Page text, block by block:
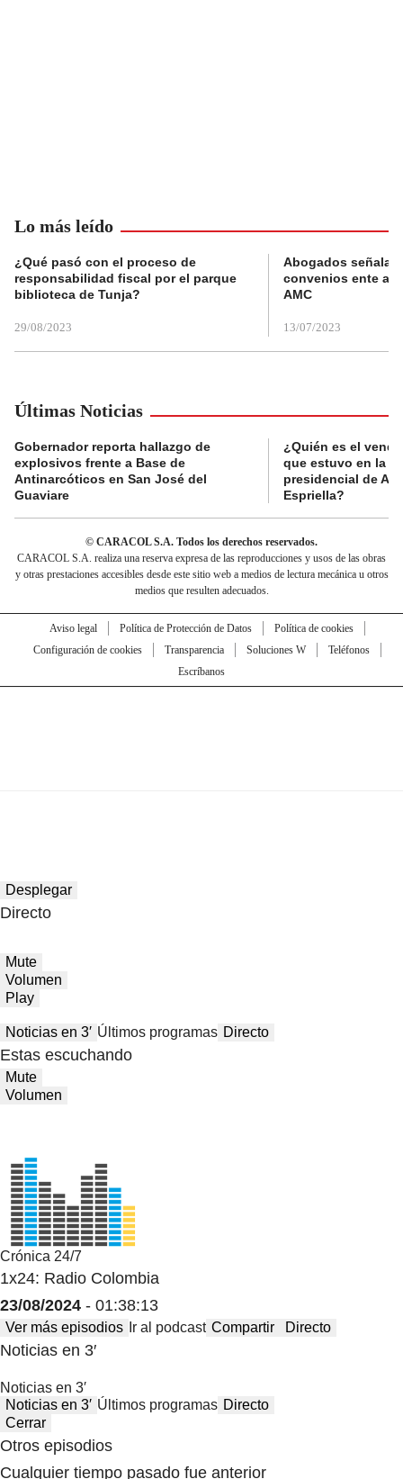
Lo más leído
¿Qué pasó con el proceso de
responsabilidad fiscal por el parque
biblioteca de Tunja?
29/08/2023
Abogados
convenios ente
AMC
13/07/2023
Últimas Noticias
Gobernador reporta hallazgo de
explosivos frente a Base de
Antinarcóticos en San José del
Guaviare
¿Quién es el
que estuvo en la
presidencial de
Espriella?
© CARACOL S.A. Todos los derechos reservados.
CARACOL S.A. realiza una reserva expresa de las reproducciones y usos de las obras
y otras prestaciones accesibles desde este sitio web a medios de lectura mecánica u otros
medios que resulten adecuados.
Aviso legal Política de Protección de Datos
Política de cookies
Configuración de cookies
Transparencia Soluciones W
Teléfonos
Escríbanos
Desplegar
Directo
Mute
Volumen
Play
Noticias en 3′ Últimos programas Directo
Estas escuchando
Mute
Volumen
Crónica 24/7
1x24: Radio Colombia
23/08/2024 - 01:38:13
Ver más episodios Ir al podcast Compartir Directo
Noticias en 3′
Noticias en 3′
Noticias en 3′ Últimos programas Directo
Cerrar
Otros episodios
Cualquier tiempo pasado fue anterior